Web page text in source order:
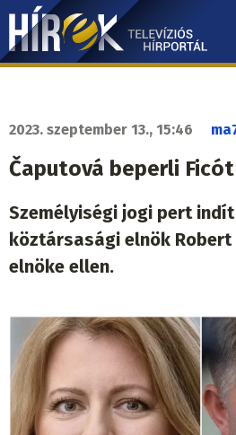
Ugrás
tartalomra
Hírek.sk
2023. szeptember 13., 15:46
Čaputová beperli Ficót
Személyiségi jogi pert
köztársasági elnök Robert
elnöke ellen.